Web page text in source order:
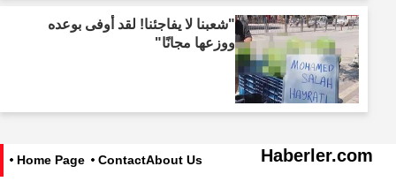
"شعبنا لا يفاجئنا! لقد أوفى بوعده
ووزعها مجانًا"
Haberler.com
About Us
Contact
Home Page